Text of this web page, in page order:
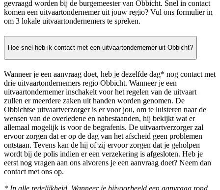
gevraagd worden bij de burgemeester van Obbicht. Snel in contact
komen een uitvaartondernemer uit jouw regio? Vul ons formulier in
om 3 lokale uitvaartondernemers te spreken.
Hoe snel heb ik contact met een uitvaartondernemer uit Obbicht?
Wanneer je een aanvraag doet, heb je dezelfde dag* nog contact met
drie uitvaartondernemers regio Obbicht. Wanneer je een
uitvaartondernemer inschakelt voor het regelen van de uitvaart
zullen er meerdere zaken uit handen worden genomen. De
Obbichtse uitvaartverzorger is er voor jou, om te luisteren naar de
wensen van de overledene en nabestaanden, hij bekijkt wat er
allemaal mogelijk is voor de begrafenis. De uitvaartverzorger zal
ervoor zorgen dat er op de dag van het afscheid geen problemen
ontstaan. Tevens kan de hij of zij ervoor zorgen dat je geholpen
wordt bij de polis indien er een verzekering is afgesloten. Heb je
eerst nog vragen aan ons alvorens je een aanvraag doet? Neem dan
contact met ons op.
* In alle redelijkheid. Wanneer je bijvoorbeeld een aanvraag rond